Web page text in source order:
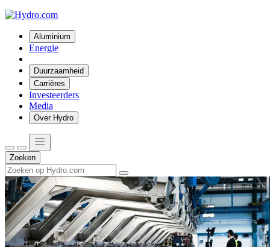
Aluminium
Energie
Duurzaamheid
Carrières
Investeerders
Media
Over Hydro
Zoeken